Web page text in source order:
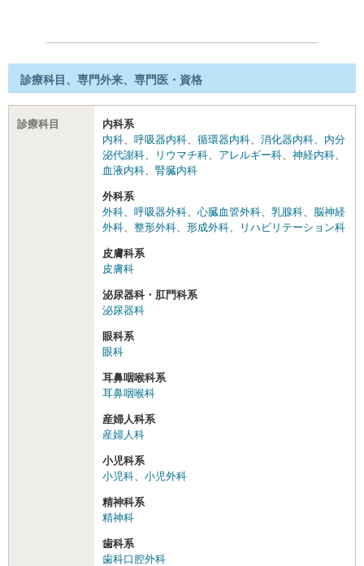
診療科目、専門外来、専門医・資格
診療科目
内科系
内科
呼吸器内科 循環器内科 消化器内科
内分
泌代謝科
リウマチ科 アレルギー科 神経内科
血液内科
腎臓内科
外科系
外科
呼吸器外科 心臓血管外科 乳腺科
脳神経
外科
整形外科 形成外科 リハビリテーション科
皮膚科系
皮膚科
泌尿器科・肛門科系
泌尿器科
眼科系
眼科
耳鼻咽喉科系
耳鼻咽喉科
産婦人科系
産婦人科
小児科系
小児科
小児外科
精神科系
精神科
歯科系
歯科口腔外科